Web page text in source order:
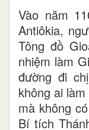
Vào năm
Antiôkia,
Tông đồ
nhiệm làm
đường đi
không ai
mà không
Bí tích